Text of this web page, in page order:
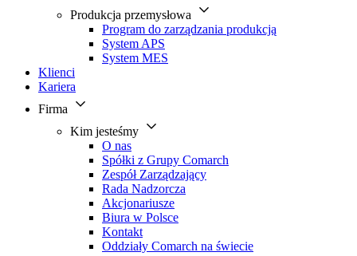
Produkcja przemysłowa
Program do zarządzania produkcją
System APS
System MES
Klienci
Kariera
Firma
Kim jesteśmy
O nas
Spółki z Grupy Comarch
Zespół Zarządzający
Rada Nadzorcza
Akcjonariusze
Biura w Polsce
Kontakt
Oddziały Comarch na świecie